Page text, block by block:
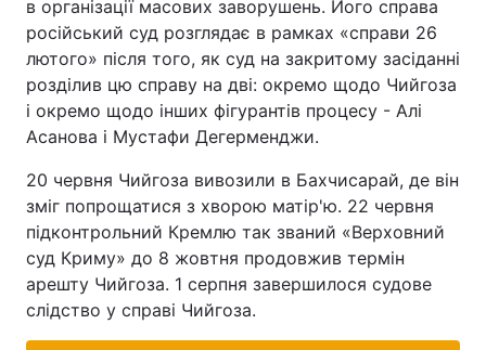
в організації масових заворушень. Його справа
російський суд розглядає в рамках «справи 26
лютого» після того, як суд на закритому засіданні
розділив цю справу на дві: окремо щодо Чийгоза
і окремо щодо інших фігурантів процесу - Алі
Асанова і Мустафи Дегерменджи.
20 червня Чийгоза вивозили в Бахчисарай, де він
зміг попрощатися з хворою матір'ю. 22 червня
підконтрольний Кремлю так званий «Верховний
суд Криму» до 8 жовтня продовжив термін
арешту Чийгоза. 1 серпня завершилося судове
слідство у справі Чийгоза.